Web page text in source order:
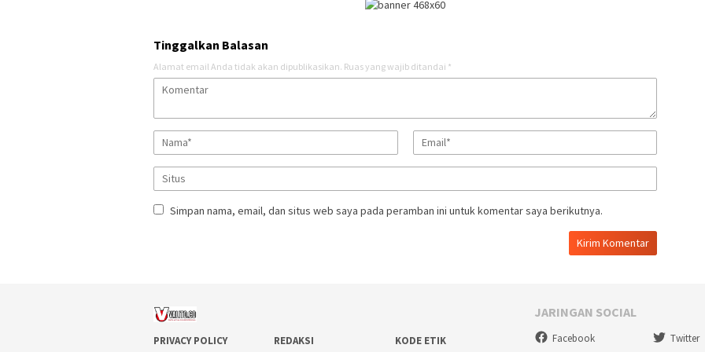
Tinggalkan Balasan
Alamat email Anda tidak akan dipublikasikan. Ruas yang wajib ditandai *
Simpan nama, email, dan situs web saya pada peramban ini untuk komentar saya berikutnya.
PRIVACY POLICY REDAKSI KODE ETIK
JARINGAN SOCIAL
Facebook Twitter